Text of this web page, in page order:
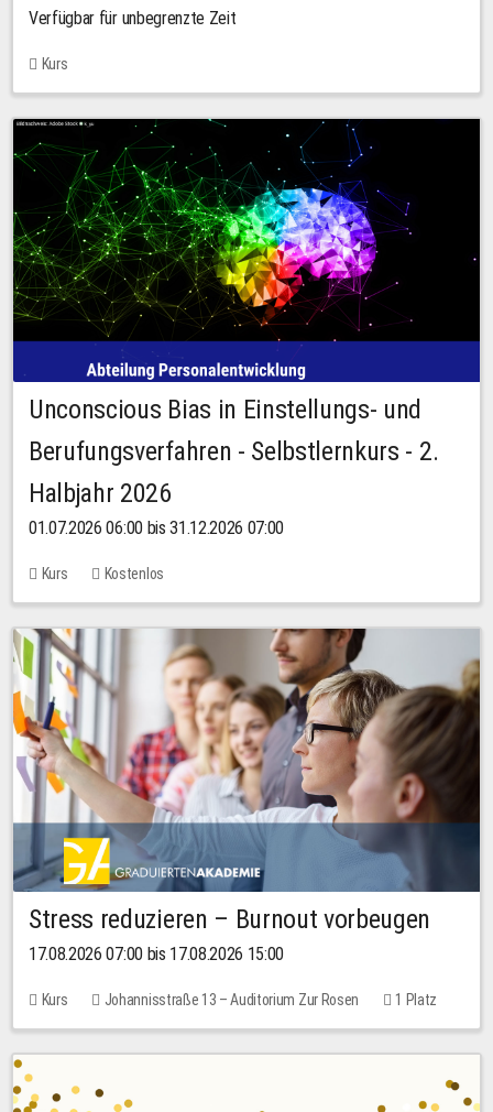
Verfügbar für unbegrenzte Zeit
Kurs
Unconscious Bias in Einstellungs- und
Berufungsverfahren - Selbstlernkurs - 2.
Halbjahr 2026
01.07.2026 06:00 bis 31.12.2026 07:00
Kurs Kostenlos
Stress reduzieren – Burnout vorbeugen
17.08.2026 07:00 bis 17.08.2026 15:00
Kurs Johannisstraße 13 – Auditorium Zur Rosen
1 Platz
10,00 EUR